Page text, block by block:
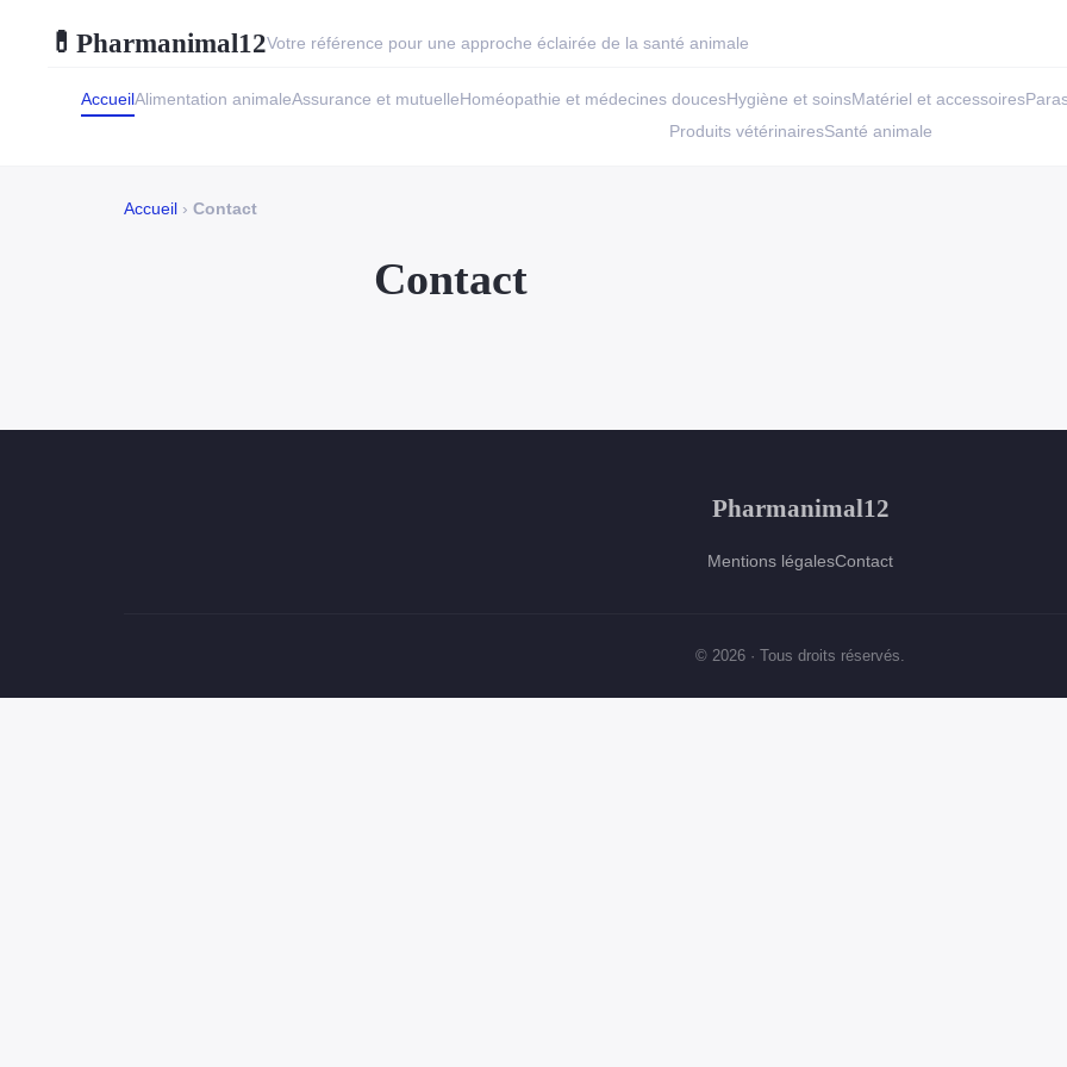
💊 Pharmanimal12Votre référence pour une approche éclairée de la santé animale
AccueilAlimentation animaleAssurance et mutuelleHoméopathie et médecines doucesHygiène et soinsMatériel et accessoires
Produits vétérinairesSanté animale
Accueil › Contact
Contact
Pharmanimal12
Mentions légalesContact
© 2026 · Tous droits réservés.